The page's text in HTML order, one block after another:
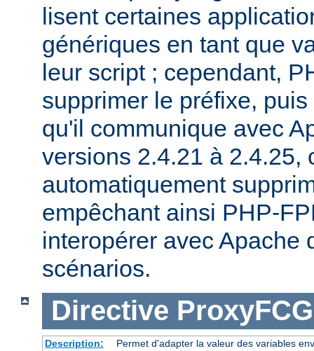
lisent certaines
génériques en tant que
leur script ; cependant,
supprimer le préfixe,
qu'il communique avec
versions 2.4.21 à 2.4.25,
automatiquement
empêchant ainsi PHP-
interopérer avec Apache
scénarios.
Directive
Description:
Permet d'adapter la valeur des variables